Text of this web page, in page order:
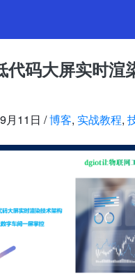
低代码
渲染技术
代码大屏实时渲
月11日 /博客, 实战教程,